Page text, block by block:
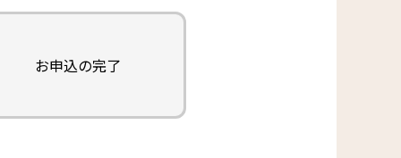
お申込の完了